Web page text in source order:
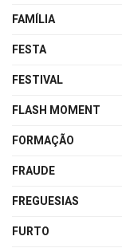
FAMÍLIA
FESTA
FESTIVAL
FLASH MOMENT
FORMAÇÃO
FRAUDE
FREGUESIAS
FURTO